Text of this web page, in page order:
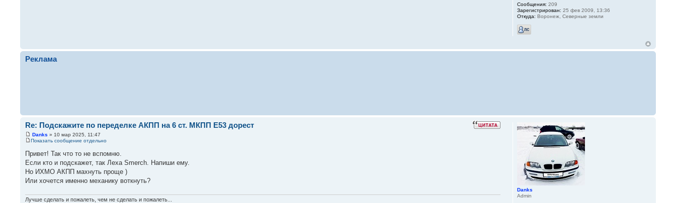
Сообщения: 209
Зарегистрирован: 25 фев 2009, 13:36
Откуда: Воронеж, Северные земли
Реклама
Re: Подскажите по переделке АКПП на 6 ст. МКПП Е53 дорест
Danks » 10 мар 2025, 11:47
Показать сообщение отдельно
Привет! Так что то не вспомню.
Если кто и подскажет, так Леха Smerch. Напиши ему.
Но ИХМО АКПП махнуть проще )
Или хочется именно механику воткнуть?
Лучше сделать и пожалеть, чем не сделать и пожалеть...
Danks
Admin